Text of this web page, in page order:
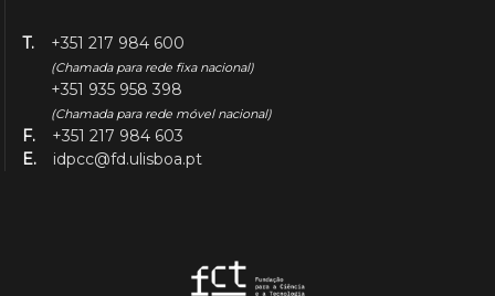
T. +351 217 984 600
(Chamada para rede fixa nacional)
+351 935 958 398
(Chamada para rede móvel nacional)
F.
+351 217 984 603
E.
idpcc@fd.ulisboa.pt